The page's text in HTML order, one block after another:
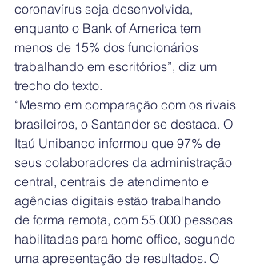
coronavírus seja desenvolvida,
enquanto o Bank of America tem
menos de 15% dos funcionários
trabalhando em escritórios”, diz um
trecho do texto.
“Mesmo em comparação com os rivais
brasileiros, o Santander se destaca. O
Itaú Unibanco informou que 97% de
seus colaboradores da administração
central, centrais de atendimento e
agências digitais estão trabalhando
de forma remota, com 55.000 pessoas
habilitadas para home office, segundo
uma apresentação de resultados. O